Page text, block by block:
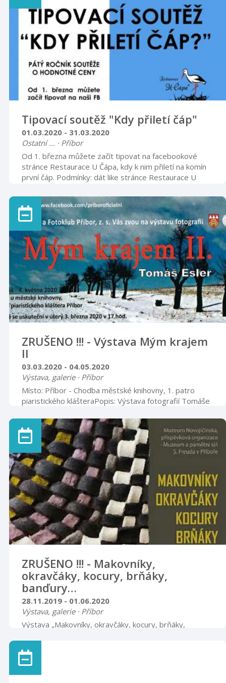
Olympus C5060. Dnes fotografuji s přístrojem
Olympus OMD EM5 s objektivy Lumix G 14/2.5, Lumix
G 20/1.7, M.ZUIKO 45/1.8 a Tokina ...
Tipovací soutěž "Kdy přiletí čáp"
01.03.2020 - 31.03.2020
Ostatní ... · Příbor
Od 1. března můžete začít tipovat na facebookové
stránce Restaurace U Čápa, kdy k nim přiletí na komín
první čáp. Podmínky: dát like stránce Restaurace U
ZRUŠENO !!! - Výstava Mým krajem
II
03.03.2020 - 04.05.2020
Výstava, galerie · Příbor
Místo: Příbor - Chodba městské knihovny, 1. patro
piaristického klášteraPopis: Výstava fotografií Tomáše
ZRUŠENO !!! - Makovníky,
okravčáky, kocury, brňáky,
banďury…
28.11.2019 - 01.06.2020
Výstava, galerie · Příbor
Výstava „Makovníky, okravčáky, kocury, brňáky,
Novojičínska již několik let intenzivně zabývá na své
pobočce Muzeum a pamětní síň S. Freuda v Příboře. V
Centru tradičních technologií CETRAT na příborské